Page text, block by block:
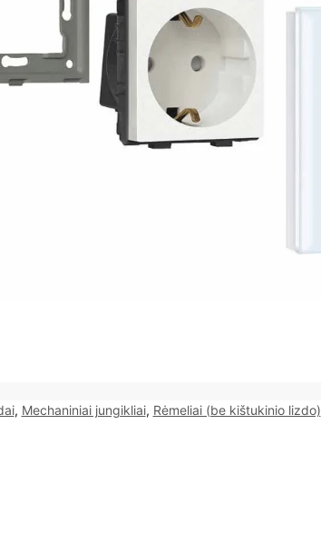
, Mechaniniai jungikliai, Rėmeliai (be kištukinio lizdo)